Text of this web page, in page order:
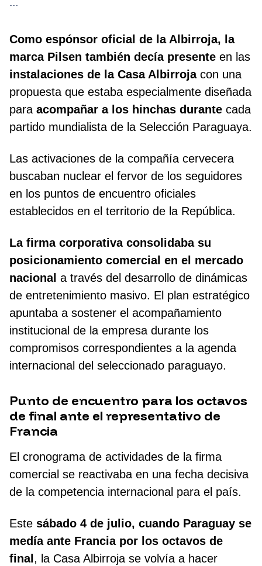
---
Como espónsor oficial de la Albirroja, la
marca Pilsen también decía presente en las
instalaciones de la Casa Albirrojacon una
propuesta que estaba especialmente diseñada
para acompañar a los hinchas durante cada
partido mundialista de la Selección Paraguaya.
Las activaciones de la compañía cervecera
buscaban nuclear el fervor de los seguidores
en los puntos de encuentro oficiales
establecidos en el territorio de la República.
La firma corporativa consolidaba su
posicionamiento comercial en el mercado
nacional a través del desarrollo de dinámicas
de entretenimiento masivo. El plan estratégico
apuntaba a sostener el acompañamiento
institucional de la empresa durante los
compromisos correspondientes a la agenda
internacional del seleccionado paraguayo.
Punto de encuentro para los octavos
de final ante el representativo de
Francia
El cronograma de actividades de la firma
comercial se reactivaba en una fecha decisiva
de la competencia internacional para el país.
Este sábado 4 de julio, cuando Paraguay se
medía ante Francia por los octavos de
final , la Casa Albirroja se volvía a hacer